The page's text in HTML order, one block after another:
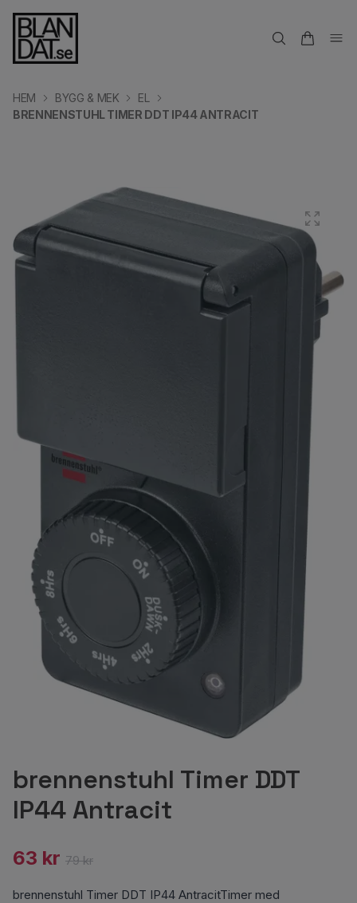
HEM BYGG & MEK
EL
BRENNENSTUHL TIMER DDT IP44 ANTRACIT
brennenstuhl Timer DDT
IP44 Antracit
63 kr 79 kr
brennenstuhl Timer DDT IP44 AntracitTimer med